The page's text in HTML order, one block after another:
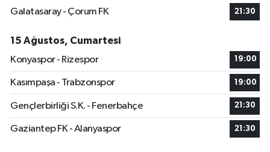
Galatasaray - Çorum FK
21:30
15 Ağustos, Cumartesi
Konyaspor - Rizespor
19:00
Kasımpaşa - Trabzonspor 19:00
Gençlerbirliği S.K. - Fenerbahçe 21:30
Gaziantep FK - Alanyaspor 21:30